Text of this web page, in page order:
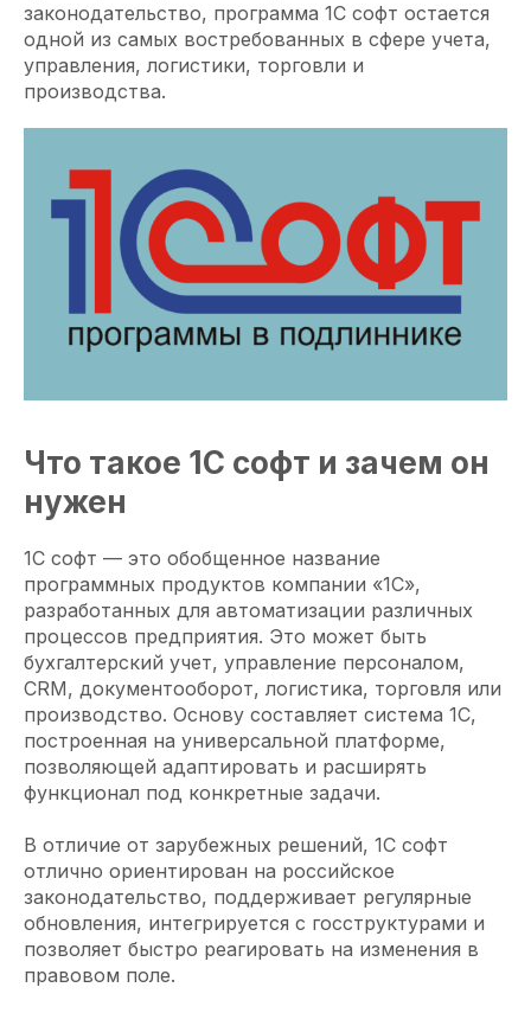
законодательство, программа 1С софт остается
одной из самых востребованных в сфере учета,
управления, логистики, торговли и
производства.
Что такое 1С софт и зачем он
нужен
1С софт — это обобщенное название
программных продуктов компании «1С»,
разработанных для автоматизации различных
процессов предприятия. Это может быть
бухгалтерский учет, управление персоналом,
CRM, документооборот, логистика, торговля или
производство. Основу составляет система 1С,
построенная на универсальной платформе,
позволяющей адаптировать и расширять
функционал под конкретные задачи.
В отличие от зарубежных решений, 1С софт
отлично ориентирован на российское
законодательство, поддерживает регулярные
обновления, интегрируется с госструктурами и
позволяет быстро реагировать на изменения в
правовом поле.